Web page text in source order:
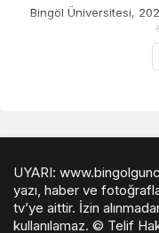
Bingöl Üniversitesi,
UYARI:
yazı, haber ve
tv’ye aittir. İzin
kullanılamaz. © Telif